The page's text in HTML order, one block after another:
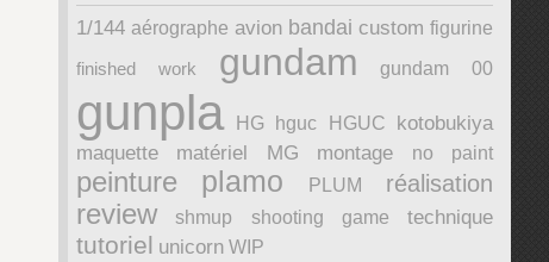
1/144 aérographe avion bandai custom figurine
finished work
gundam gundam 00
gunpla HG hguc HGUC
kotobukiya
maquette
matériel MG montage no paint
peinture plamo PLUM réalisation
review shmup shooting game technique
tutoriel unicorn WIP